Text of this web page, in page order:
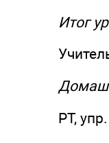
Итог
РТ,